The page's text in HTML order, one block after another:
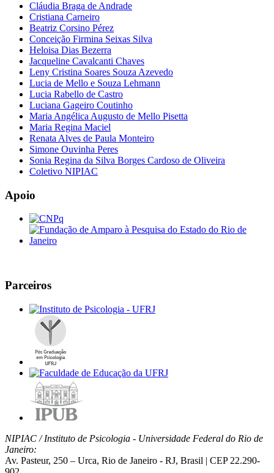
Cláudia Braga de Andrade
Cristiana Carneiro
Beatriz Corsino Pérez
Conceição Firmina Seixas Silva
Heloisa Dias Bezerra
Jacqueline Cavalcanti Chaves
Leny Cristina Soares Souza Azevedo
Lucia de Mello e Souza Lehmann
Lucia Rabello de Castro
Luciana Gageiro Coutinho
Maria Angélica Augusto de Mello Pisetta
Maria Regina Maciel
Renata Alves de Paula Monteiro
Simone Ouvinha Peres
Sonia Regina da Silva Borges Cardoso de Oliveira
Coletivo NIPIAC
Apoio
Parceiros
NIPIAC / Instituto de Psicologia - Universidade Federal do Rio de
Janeiro:
Av. Pasteur, 250 – Urca, Rio de Janeiro - RJ, Brasil | CEP 22.290-